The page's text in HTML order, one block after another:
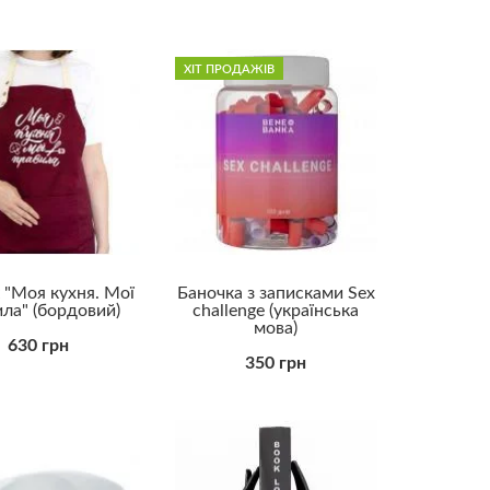
Начальнику
Бюджетні
"Моя кухня. Мої
(бордовий)
630 грн
ХІТ ПРОДАЖІВ
Баночка з записками Sex
challenge (українська
мова)
350 грн